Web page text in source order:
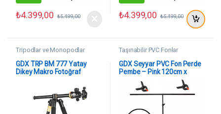
₺4.399,00 ₺5.499,00 ₺4.399,00 ₺5.499,00
Tripodlar ve Monopodlar
GDX TRP BM 777 Yatay
Dikey Makro Fotoğraf
Taşınabilir PVC Fonlar
GDX Seyyar PVC Fon Perde
Pembe – Pink 120cm x